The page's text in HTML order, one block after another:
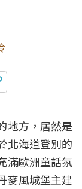
地方，居然是
北海道登別的
滿歐洲童話氛
麥風城堡主建